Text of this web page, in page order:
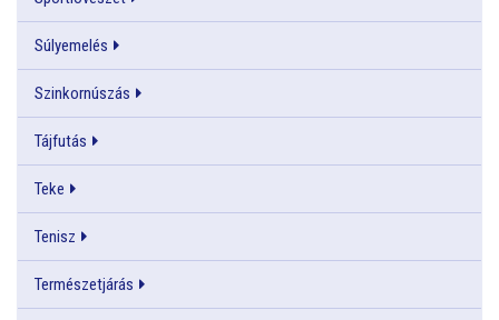
Súlyemelés
Szinkornúszás
Tájfutás
Teke
Tenisz
Természetjárás